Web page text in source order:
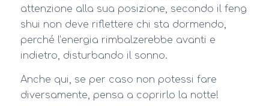
attenzione alla sua posizione, secondo il feng
shui non deve riflettere chi sta dormendo,
perché l’energia rimbalzerebbe avanti e
indietro, disturbando il sonno.
Anche qui, se per caso non potessi fare
diversamente, pensa a coprirlo la notte!